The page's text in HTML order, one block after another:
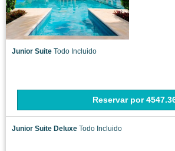
Junior Suite Todo Incluido
Reservar por
Junior Suite Deluxe Todo Incluido